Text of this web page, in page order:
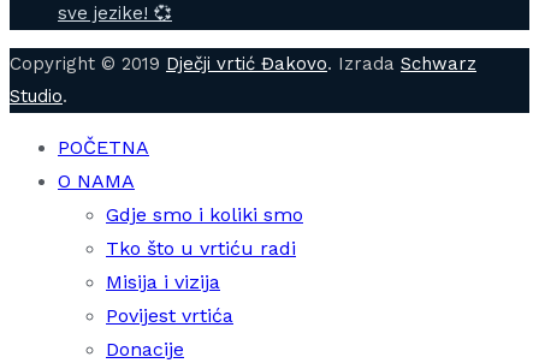
sve jezike! 💞
Copyright © 2019 Dječji vrtić Đakovo. Izrada Schwarz
Studio.
POČETNA
O NAMA
Gdje smo i koliki smo
Tko što u vrtiću radi
Misija i vizija
Povijest vrtića
Donacije